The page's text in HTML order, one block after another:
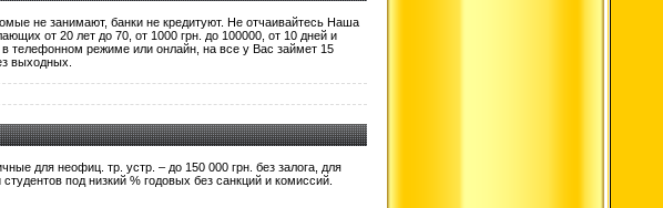
не занимают, банки не кредитуют. Не отчаивайтесь Наша
от 20 лет до 70, от 1000 грн. до 100000, от 10 дней и
телефонном режиме или онлайн, на все у Вас займет 15
выходных.
для неофиц. тр. устр. – до 150 000 грн. без залога, для
под низкий % годовых без санкций и комиссий.